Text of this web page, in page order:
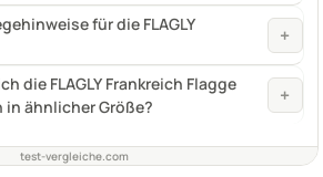
für die FLAGLY
+
die FLAGLY Frankreich Flagge
in ähnlicher Größe?
+
test-vergleiche.com